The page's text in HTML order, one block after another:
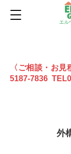
エル
〈ご相談・お
5187-7836
外